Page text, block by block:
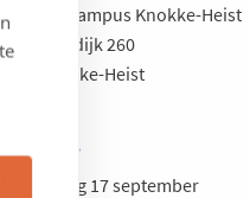
Zeno Campus Knokke-Heist
Kalvekeetdijk 260
8300 Knokke-Heist
17 september